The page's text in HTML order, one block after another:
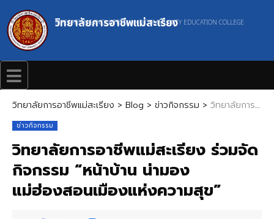
วิทยาลัยการอาชีพแม่สะเรียง
MAESARIANG INDUSTRIAL AND COMMUNITY EDUCATION COLLEGE
วิทยาลัยการอาชีพแม่สะเรียง > Blog > ข่าวกิจกรรม > วิทยาลัยการอาชีพแม่สะเรียง ร่วมจัดกิจกรรม “หน้าบ้าน น่ามอง แม่ฮ่องสอนเมืองแห่งความสุข”
ข่าวกิจกรรม
วิทยาลัยการอาชีพแม่สะเรียง ร่วมจัด
กิจกรรม “หน้าบ้าน น่ามอง
แม่ฮ่องสอนเมืองแห่งความสุข”